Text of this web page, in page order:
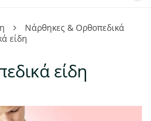
Νάρθηκες & Ορθοπεδικά
είδη
είδη